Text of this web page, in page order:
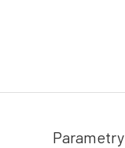
Parametry